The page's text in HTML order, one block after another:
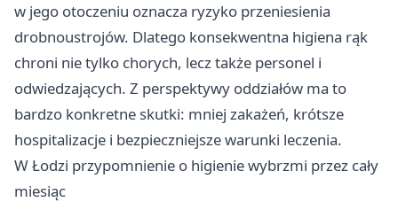
w jego otoczeniu oznacza ryzyko przeniesienia
drobnoustrojów. Dlatego konsekwentna higiena rąk
chroni nie tylko chorych, lecz także personel i
odwiedzających. Z perspektywy oddziałów ma to
bardzo konkretne skutki: mniej zakażeń, krótsze
hospitalizacje i bezpieczniejsze warunki leczenia.
W Łodzi przypomnienie o higienie wybrzmi przez cały
miesiąc